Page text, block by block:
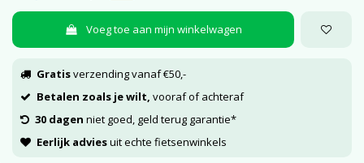
Voeg toe aan mijn winkelwagen
Gratisverzending vanaf €50,-
Betalen zoals je wilt, vooraf of achteraf
30 dagen niet goed, geld terug garantie*
Eerlijk adviesuit echte fietsenwinkels